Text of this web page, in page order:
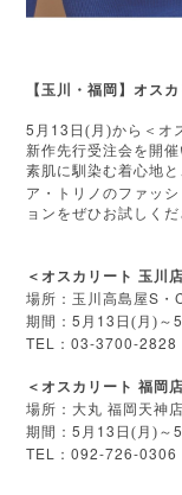
【玉川・福岡】オス
5 月 13 日(月)から＜オ
新作先行受注会を開催
素肌に馴染む着心地
ア・トリノのファッ
ョンをぜひお試しくだ
＜オスカリート 玉川
場所：玉川高島屋S ・
期間：5 月 13 日(月)～ 5
TEL
：03-3700-2828
＜オスカリート 福岡
場所：大丸 福岡天神店
期間：5 月 13 日(月)～ 5
TEL
：092-726-0306